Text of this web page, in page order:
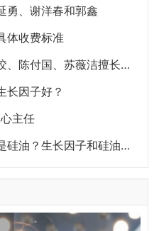
勇、谢洋春和郭鑫
体收费标准
上海九院戴传昌、王涛、魏皎、陈付国、苏薇洁擅长哪些项目？
长因子好？
主任
不知道注射的是生长因子还是硅油？生长因子和硅油注射后怎么取出？